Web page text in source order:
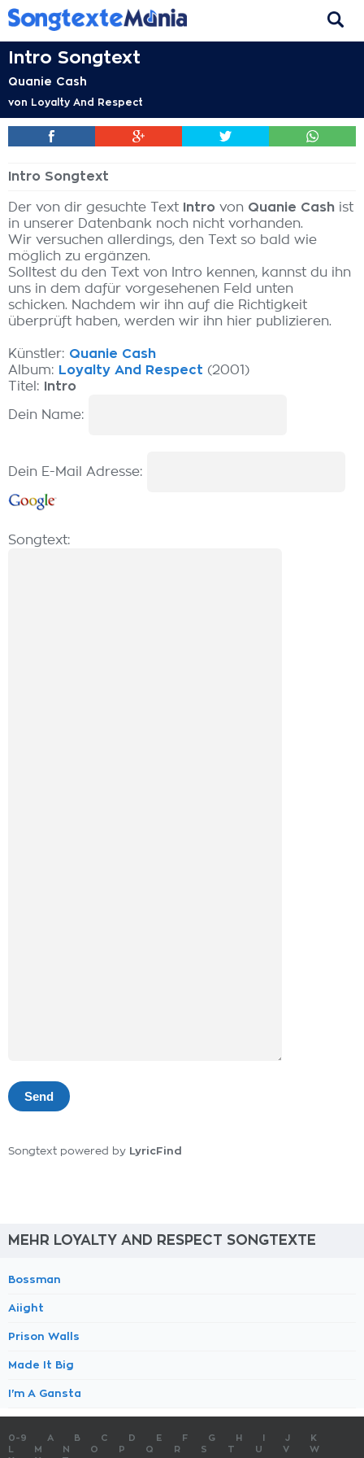
Intro Songtext
Quanie Cash
von Loyalty And Respect
Intro Songtext
Der von dir gesuchte Text Intro von Quanie Cash ist
in unserer Datenbank noch nicht vorhanden.
Wir versuchen allerdings, den Text so bald wie
möglich zu ergänzen.
Solltest du den Text von Intro kennen, kannst du ihn
uns in dem dafür vorgesehenen Feld unten
schicken. Nachdem wir ihn auf die Richtigkeit
überprüft haben, werden wir ihn hier publizieren.
Künstler: Quanie Cash
Album: Loyalty And Respect (2001)
Titel:
Intro
Dein Name:
Dein E-Mail Adresse:
Songtext:
Songtext powered by LyricFind
MEHR LOYALTY AND RESPECT SONGTEXTE
Bossman
Aiight
Prison Walls
Made It Big
I'm A Gansta
0-9 A B C D E F G H J
K
M N O P Q R S T U V
W